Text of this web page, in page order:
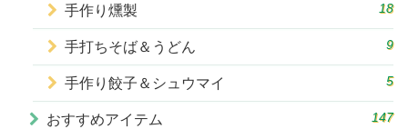
手作り燻製 18
手打ちそば＆うどん 9
手作り餃子＆シュウマイ 5
おすすめアイテム 147